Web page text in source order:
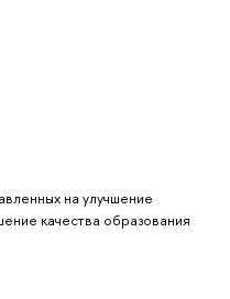
на улучшение
качества образования